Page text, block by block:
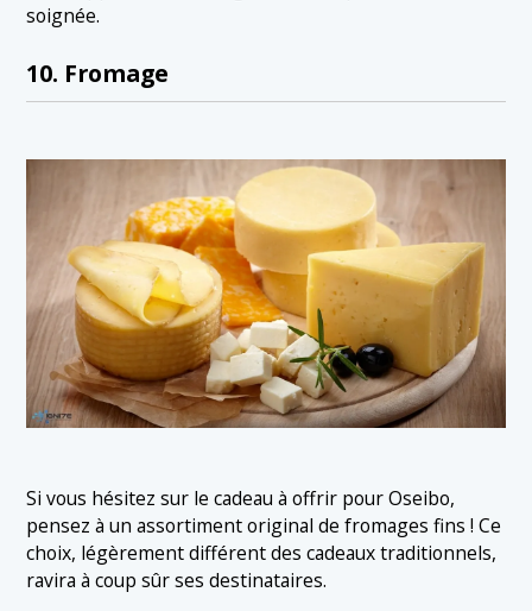
soignée.
10. Fromage
Si vous hésitez sur le cadeau à offrir pour Oseibo,
pensez à un assortiment original de fromages fins ! Ce
choix, légèrement différent des cadeaux traditionnels,
ravira à coup sûr ses destinataires.